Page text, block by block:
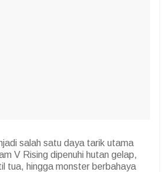
salah satu daya tarik utama
V Rising dipenuhi hutan gelap,
tua, hingga monster berbahaya